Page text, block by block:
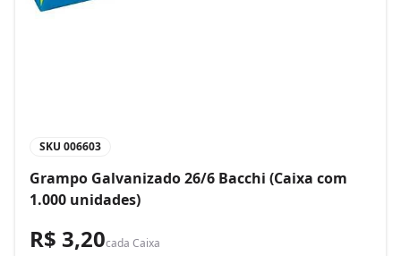
SKU 006603
Grampo Galvanizado 26/6 Bacchi (Caixa com
1.000 unidades)
R$ 3,20cada Caixa